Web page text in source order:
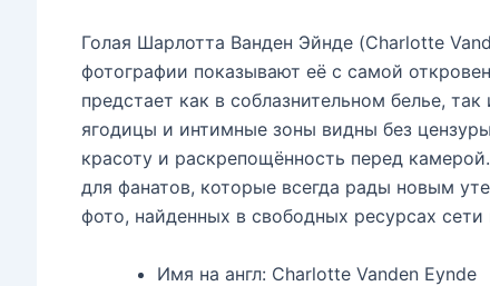
Голая Шарлотта Ванден Эйнде (Charlotte
фотографии показывают её с самой
предстает как в соблазнительном белье,
ягодицы и интимные зоны видны без
красоту и раскрепощённость перед
для фанатов, которые всегда рады новым
фото, найденных в свободных ресурсах сети
Имя на англ: Charlotte Vanden Eynde